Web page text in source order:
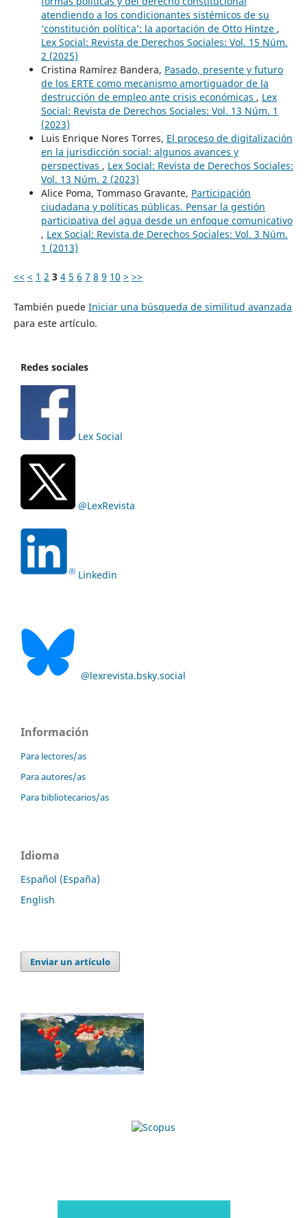
atendiendo a los condicionantes sistémicos de su
‘constitución política’: la aportación de Otto Hintze ,
Lex Social: Revista de Derechos Sociales: Vol. 15 Núm.
2 (2025)
Cristina Ramírez Bandera, Pasado, presente y futuro
de los ERTE como mecanismo amortiguador de la
destrucción de empleo ante crisis económicas , Lex
Social: Revista de Derechos Sociales: Vol. 13 Núm. 1
(2023)
Luis Enrique Nores Torres, El proceso de digitalización
en la jurisdicción social: algunos avances y
perspectivas , Lex Social: Revista de Derechos Sociales:
Vol. 13 Núm. 2 (2023)
Alice Poma, Tommaso Gravante, Participación
ciudadana y políticas públicas. Pensar la gestión
participativa del agua desde un enfoque comunicativo
, Lex Social: Revista de Derechos Sociales: Vol. 3 Núm.
1 (2013)
<< < 1 2 3 4 5 6 7 8 9 10 > >>
También puede Iniciar una búsqueda de similitud avanzada
para este artículo.
Redes sociales
Lex Social
@LexRevista
Linkedin
@lexrevista.bsky.social
Información
Para lectores/as
Para autores/as
Para bibliotecarios/as
Idioma
Español (España)
English
Enviar un artículo